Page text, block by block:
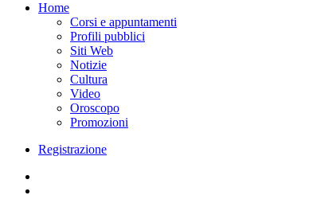
Home
Corsi e appuntamenti
Profili pubblici
Siti Web
Notizie
Cultura
Video
Oroscopo
Promozioni
Registrazione